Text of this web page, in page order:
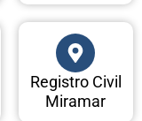
Registro Civil
Miramar